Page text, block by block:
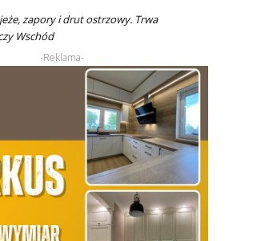
zapory i drut ostrzowy. Trwa
Wschód
-Reklama-